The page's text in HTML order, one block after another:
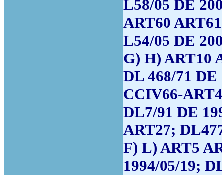
L58/05 DE
ART60
L54/05 DE
G) H) ART10
DL 468/71 DE
CCIV66-
DL7/91 DE
ART27;
F) L) ART5
1994/05/19;